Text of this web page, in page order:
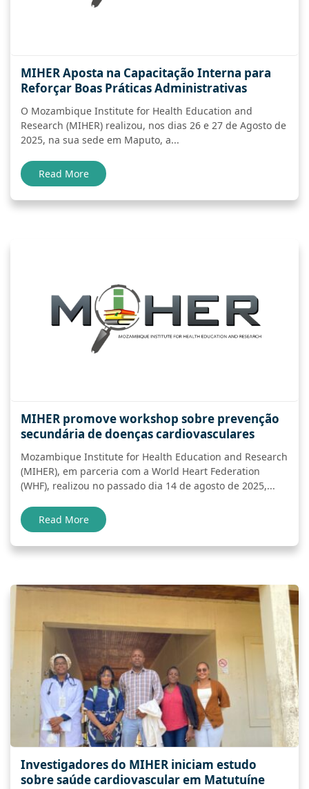
MIHER Aposta na Capacitação Interna para
Reforçar Boas Práticas Administrativas
O Mozambique Institute for Health Education and
Research (MIHER) realizou, nos dias 26 e 27 de Agosto de
2025, na sua sede em Maputo, a...
Read More
MIHER promove workshop sobre prevenção
secundária de doenças cardiovasculares
Mozambique Institute for Health Education and Research
(MIHER), em parceria com a World Heart Federation
(WHF), realizou no passado dia 14 de agosto de 2025,...
Read More
Investigadores do MIHER iniciam estudo
sobre saúde cardiovascular em Matutuíne